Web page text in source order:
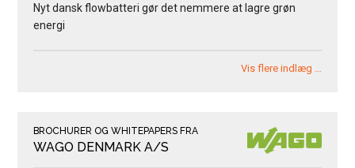
Nyt dansk flowbatteri gør det nemmere at lagre grøn
energi
Vis flere indlæg …
BROCHURER OG WHITEPAPERS FRA
WAGO DENMARK A/S